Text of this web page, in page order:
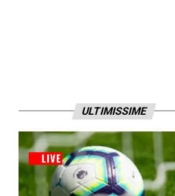
ULTIMISSIME